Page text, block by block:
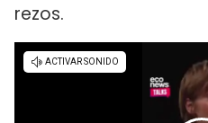
rezos.